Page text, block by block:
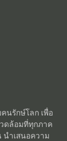
นรักษ์โลก เพื่อ
ดล้อมที่ทุกภาค
นำเสนอความ